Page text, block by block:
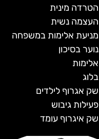
הטרדה מינית
העצמה נשית
מניעת אלימות במשפחה
נוער בסיכון
אלימות
בלוג
שק אגרוף לילדים
פעילות גיבוש
שק איגרוף עומד